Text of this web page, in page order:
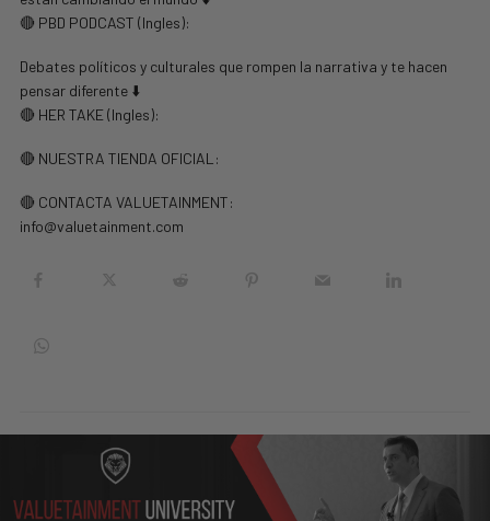
🔴 PBD PODCAST (Ingles):
Debates políticos y culturales que rompen la narrativa y te hacen
pensar diferente ⬇️
🔴 HER TAKE (Ingles):
🔴 NUESTRA TIENDA OFICIAL:
🔴 CONTACTA VALUETAINMENT:
info@valuetainment.com